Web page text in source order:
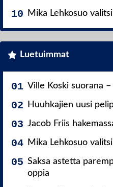
Mika Lehkosuo
Luetuimmat
Ville Koski suorana
Huuhkajien uusi
Jacob Friis
Mika Lehkosuo
Saksa astetta
oppia